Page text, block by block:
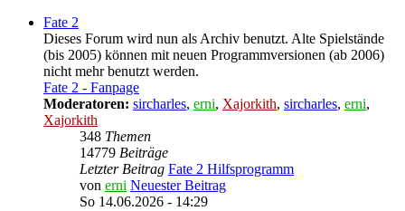
Fate 2
Dieses Forum wird nun als Archiv benutzt. Alte Spielstände
(bis 2005) können mit neuen Programmversionen (ab 2006)
nicht mehr benutzt werden.
Fate 2 - Fanpage
Moderatoren: sircharles, erni, Xajorkith, sircharles, erni,
Xajorkith
348 Themen
14779 Beiträge
Letzter Beitrag Fate 2 Hilfsprogramm
von erni Neuester Beitrag
So 14.06.2026 - 14:29